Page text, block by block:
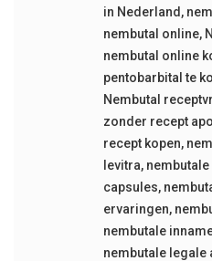
in Nederland,
nembutal online,
nembutal online
pentobarbital te
Nembutal
zonder recept
recept kopen,
levitra,
capsules,
ervaringen,
nembutale
nembutale legale